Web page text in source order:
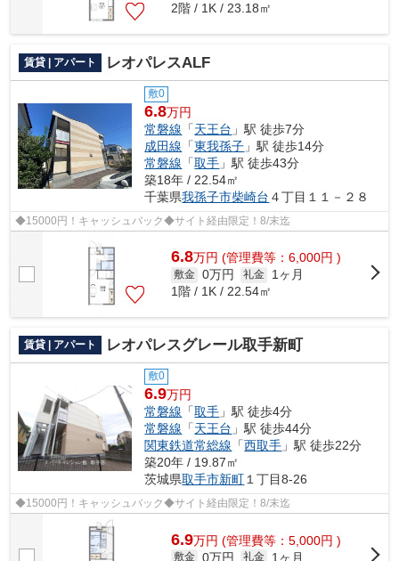
2階 / 1K / 23.18㎡
賃貸 | アパート レオパレスALF
敷0
6.8万円
常磐線 「天王台 」駅 徒歩7分
成田線 「東我孫子 」駅 徒歩14分
常磐線 「取手 」駅 徒歩43分
築18年 / 22.54㎡
千葉県我孫子市柴崎台 ４丁目１１－２８
◆15000円！キャッシュバック◆サイト経由限定！8/末迄
6.8万円 (管理費等：6,000円 )
敷金 0万円 礼金
1ヶ月
1階 / 1K / 22.54㎡
賃貸 | アパート レオパレスグレール取手新町
敷0
6.9万円
常磐線 「取手 」駅 徒歩4分
常磐線 「天王台 」駅 徒歩44分
関東鉄道常総線 「西取手 」駅 徒歩22分
築20年 / 19.87㎡
茨城県取手市新町１丁目8-26
◆15000円！キャッシュバック◆サイト経由限定！8/末迄
6.9万円 (管理費等：5,000円 )
敷金 0万円 礼金
1ヶ月